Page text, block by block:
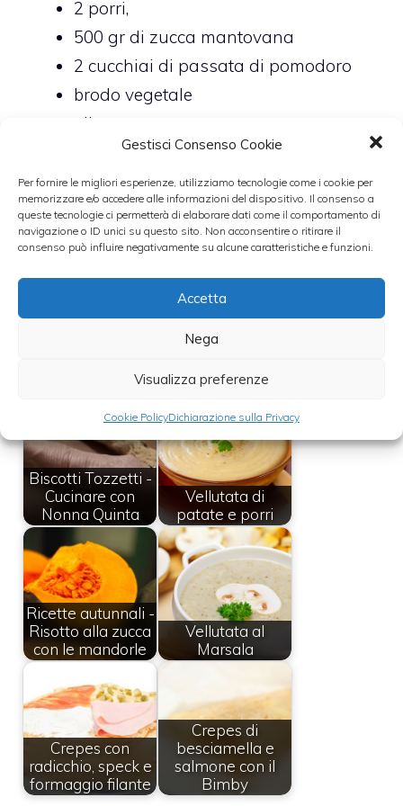
Gestisci Consenso Cookie
Per fornire le migliori esperienze, utilizziamo tecnologie come i cookie per
memorizzare e/o accedere alle informazioni del dispositivo. Il consenso a
queste tecnologie ci permetterà di elaborare dati come il comportamento di
navigazione o ID unici su questo sito. Non acconsentire o ritirare il
consenso può influire negativamente su alcune caratteristiche e funzioni.
Accetta
Nega
Visualizza preferenze
Cookie PolicyDichiarazione sulla Privacy
2 porri,
500 gr di zucca mantovana
2 cucchiai di passata di pomodoro
brodo vegetale
olio
parmigiano reggiano
Il resto potete tutto vederlo in questo
oltre ad essere gustose siano anche facili da
fare.
Leggi anche:
Biscotti Tozzetti -
Cucinare con
Nonna Quinta
Vellutata di
patate e porri
Ricette autunnali -
Risotto alla zucca
con le mandorle
Vellutata al
Marsala
Crepes con
radicchio, speck e
formaggio filante
Crepes di
besciamella e
salmone con il
Bimby